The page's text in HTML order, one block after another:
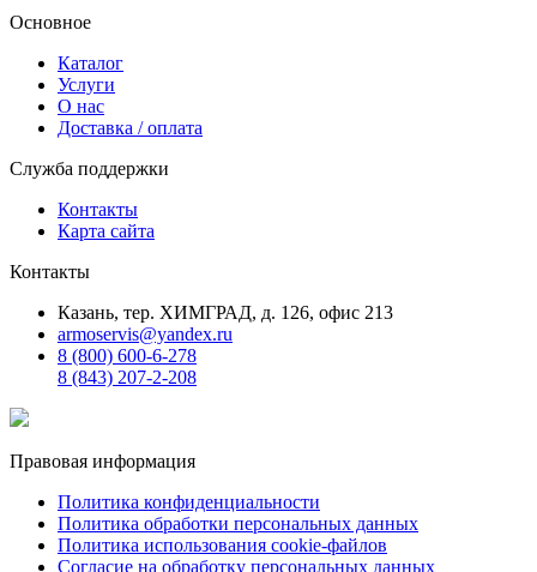
Основное
Каталог
Услуги
О нас
Доставка / оплата
Служба поддержки
Контакты
Карта сайта
Контакты
Казань, тер. ХИМГРАД, д. 126, офис 213
armoservis@yandex.ru
8 (800) 600-6-278
8 (843) 207-2-208
Правовая информация
Политика конфиденциальности
Политика обработки персональных данных
Политика использования cookie-файлов
Согласие на обработку персональных данных